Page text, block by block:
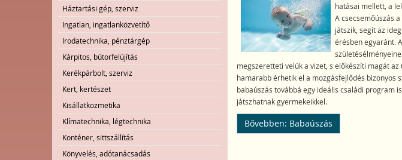
Háztartási gép, szerviz
Ingatlan, ingatlanközvetítő
Irodatechnika, pénztárgép
Kárpitos, bútorfelújítás
Kerékpárbolt, szerviz
Kert, kertészet
Kisállatkozmetika
Klímatechnika, légtechnika
Konténer, sittszállítás
Könyvelés, adótanácsadás
hatásai mellett, a
A csecsemőúszás
játszik, segít az
érésben egyaránt.
megszeretteti velük a vizet, s előkészíti magát
hamarabb érhetik el a mozgásfejlődés bizonyos
babaúszás továbbá egy ideális családi program
játszhatnak gyermekeikkel.
Bővebben: Babaúszás